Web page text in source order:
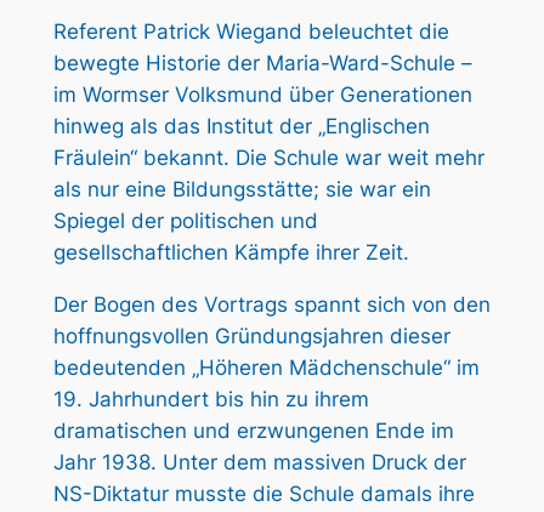
Referent Patrick Wiegand beleuchtet die
bewegte Historie der Maria-Ward-Schule –
im Wormser Volksmund über Generationen
hinweg als das Institut der „Englischen
Fräulein“ bekannt. Die Schule war weit mehr
als nur eine Bildungsstätte; sie war ein
Spiegel der politischen und
gesellschaftlichen Kämpfe ihrer Zeit.
Der Bogen des Vortrags spannt sich von den
hoffnungsvollen Gründungsjahren dieser
bedeutenden „Höheren Mädchenschule“ im
19. Jahrhundert bis hin zu ihrem
dramatischen und erzwungenen Ende im
Jahr 1938. Unter dem massiven Druck der
NS-Diktatur musste die Schule damals ihre